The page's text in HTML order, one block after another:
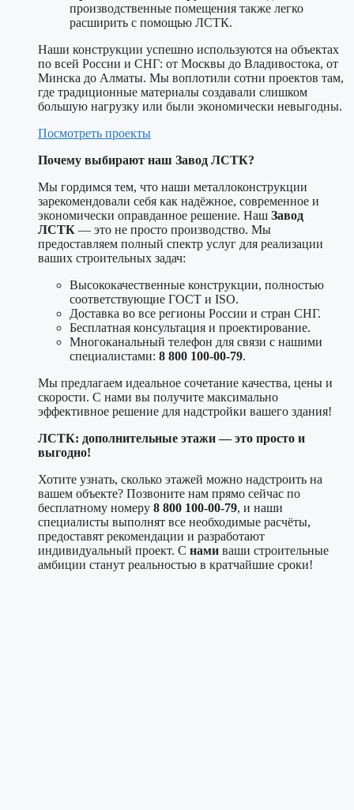
производственные помещения также легко
расширить с помощью ЛСТК.
Наши конструкции успешно используются на объектах
по всей России и СНГ: от Москвы до Владивостока, от
Минска до Алматы. Мы воплотили сотни проектов там,
где традиционные материалы создавали слишком
большую нагрузку или были экономически невыгодны.
Посмотреть проекты
Почему выбирают наш Завод ЛСТК?
Мы гордимся тем, что наши металлоконструкции
зарекомендовали себя как надёжное, современное и
экономически оправданное решение. Наш Завод
ЛСТК — это не просто производство. Мы
предоставляем полный спектр услуг для реализации
ваших строительных задач:
Высококачественные конструкции, полностью
соответствующие ГОСТ и ISO.
Доставка во все регионы России и стран СНГ.
Бесплатная консультация и проектирование.
Многоканальный телефон для связи с нашими
специалистами: 8 800 100-00-79.
Мы предлагаем идеальное сочетание качества, цены и
скорости. С нами вы получите максимально
эффективное решение для надстройки вашего здания!
ЛСТК: дополнительные этажи — это просто и
выгодно!
Хотите узнать, сколько этажей можно надстроить на
вашем объекте? Позвоните нам прямо сейчас по
бесплатному номеру 8 800 100-00-79, и наши
специалисты выполнят все необходимые расчёты,
предоставят рекомендации и разработают
индивидуальный проект. С нами ваши строительные
амбиции станут реальностью в кратчайшие сроки!